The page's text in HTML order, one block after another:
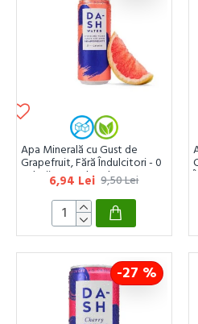
Apa Minerală cu Gust de
Grapefruit, Fără Îndulcitori - 0
Calorii - 330ml Dash
6,94 Lei 9,50 Lei
-27 %